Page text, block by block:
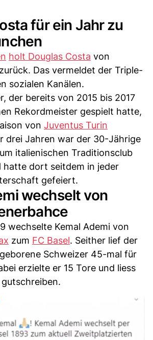
für ein Jahr zu
holt Douglas Costa von
zurück. Das vermeldet der Triple-
sozialen Kanälen.
der bereits von 2015 bis 2017
Rekordmeister gespielt hatte,
von Juventus Turin
drei Jahren war der 30-Jährige
italienischen Traditionsclub
hatte dort seitdem in jeder
gefeiert.
wechselt von
wechselte Kemal Ademi von
zum FC Basel. Seither lief der
Schweizer 45-mal für
erzielte er 15 Tore und liess